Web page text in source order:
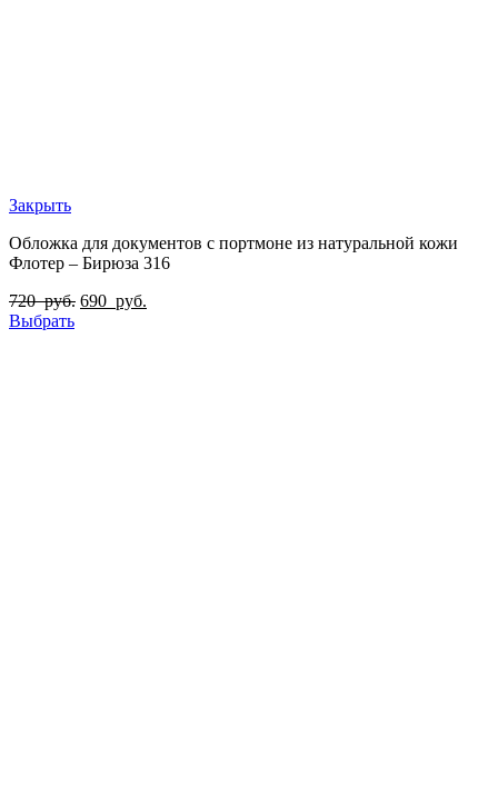
Закрыть
Обложка для документов с портмоне из натуральной кожи
Флотер – Бирюза 316
720руб. 690 руб.
Выбрать